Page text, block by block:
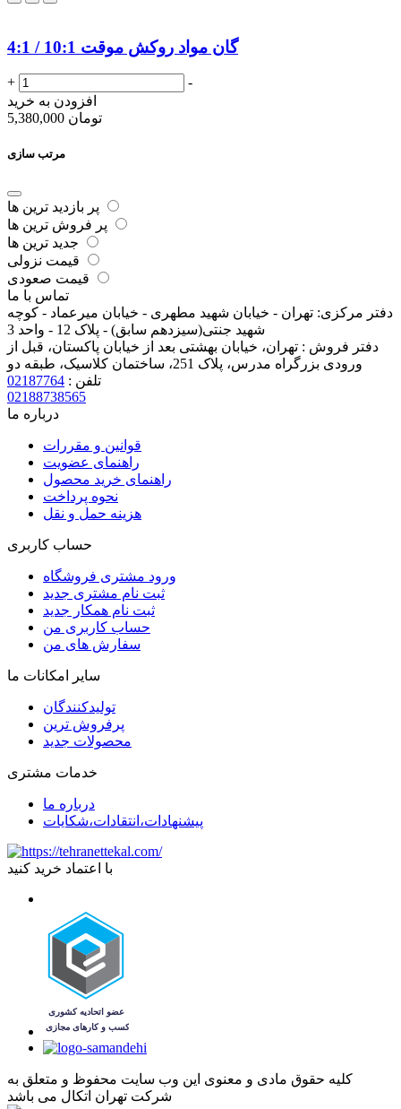
گان مواد روکش موقت 10:1 / 4:1
+
-
افزودن به خرید
5,380,000 تومان
مرتب سازی
پر بازدید ترین ها
پر فروش ترین ها
جدید ترین ها
قیمت نزولی
قیمت صعودی
تماس با ما
دفتر مرکزی: تهران - خیابان شهید مطهری - خیابان میرعماد - کوچه
شهید جنتی(سیزدهم سابق) - پلاک 12 - واحد 3
دفتر فروش : تهران، خیابان بهشتی بعد از خیابان پاکستان، قبل از
ورودی بزرگراه مدرس، پلاک 251، ساختمان کلاسیک، طبقه دو
تلفن : 02187764
02188738565
درباره ما
قوانین و مقررات
راهنمای عضویت
راهنمای خرید محصول
نحوه پرداخت
هزینه حمل و نقل
حساب کاربری
ورود مشتری فروشگاه
ثبت نام مشتری جدید
ثبت نام همکار جدید
حساب کاربری من
سفارش های من
سایر امکانات ما
تولیدکنندگان
پرفروش ترین
محصولات جدید
خدمات مشتری
درباره ما
پیشنهادات،انتقادات،شکایات
با اعتماد خرید کنید
کليه حقوق مادی و معنوی اين وب سايت محفوظ و متعلق به
شرکت تهران اتکال می باشد